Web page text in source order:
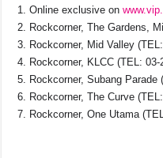
1. Online exclusive on
2. Rockcorner, The Gardens,
3. Rockcorner, Mid Valley
4. Rockcorner, KLCC (TEL: 03-
5. Rockcorner, Subang Parade
6. Rockcorner, The Curve
7. Rockcorner, One Utama